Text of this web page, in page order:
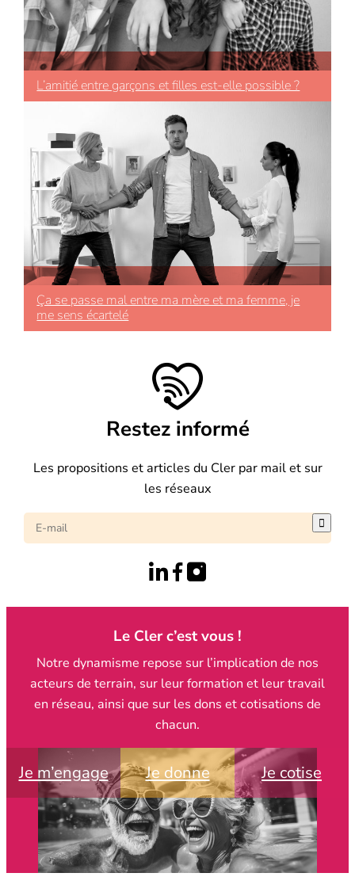
L’amitié entre garçons et filles est-elle possible ?
Ça se passe mal entre ma mère et ma femme, je
me sens écartelé
Restez informé
Les propositions et articles du Cler par mail et sur
les réseaux

Le Cler c’est vous !
Notre dynamisme repose sur l’implication de nos
acteurs de terrain, sur leur formation et leur travail
en réseau, ainsi que sur les dons et cotisations de
chacun.
Je m’engage Je donne Je cotise